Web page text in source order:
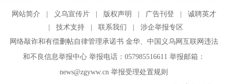
网站简介 义乌宣传片 版权声明 广告刊登
诚聘英才
技术支持 联系我们
涉企举报专区
网络敲诈和有偿删帖自律管理承诺书 金华、 中国义乌网互联网违法
和不良信息举报中心举报电话：057985516611 举报邮箱：
news@zgyww.cn举报受理处置规则